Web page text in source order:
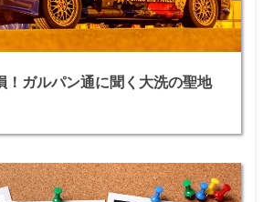
！ガルパン通に聞く大洗の聖地